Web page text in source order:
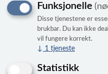
(moc og teak)
Funksjonelle
Disse tjenestene er
brukbar. Du kan ikke
vil fungere korrekt.
↓ 1 tjeneste
Statistikk